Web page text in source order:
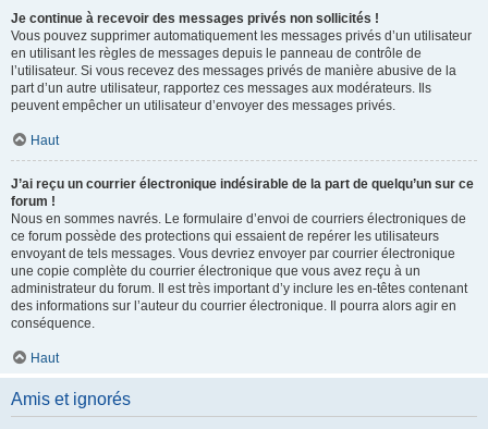
Je continue à recevoir des messages privés non sollicités !
Vous pouvez supprimer automatiquement les messages privés d’un utilisateur
en utilisant les règles de messages depuis le panneau de contrôle de
l’utilisateur. Si vous recevez des messages privés de manière abusive de la
part d’un autre utilisateur, rapportez ces messages aux modérateurs. Ils
peuvent empêcher un utilisateur d’envoyer des messages privés.
Haut
J’ai reçu un courrier électronique indésirable de la part de quelqu’un sur ce
forum !
Nous en sommes navrés. Le formulaire d’envoi de courriers électroniques de
ce forum possède des protections qui essaient de repérer les utilisateurs
envoyant de tels messages. Vous devriez envoyer par courrier électronique
une copie complète du courrier électronique que vous avez reçu à un
administrateur du forum. Il est très important d’y inclure les en-têtes contenant
des informations sur l’auteur du courrier électronique. Il pourra alors agir en
conséquence.
Haut
Amis et ignorés